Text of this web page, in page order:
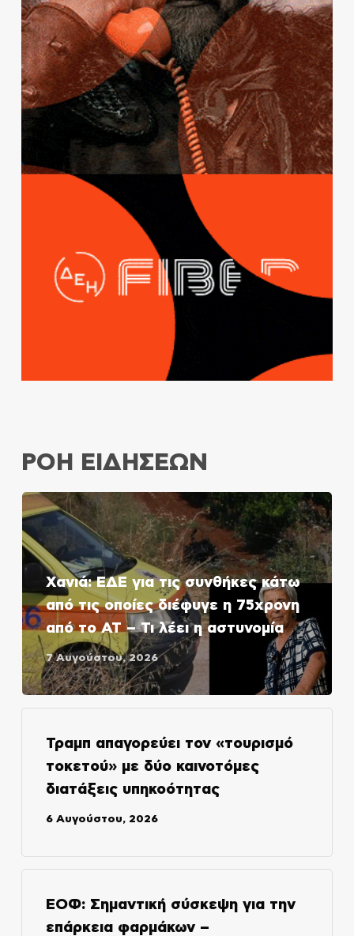
ΡΟΗ ΕΙΔΗΣΕΩΝ
Χανιά: ΕΔΕ για τις συνθήκες κάτω
από τις οποίες διέφυγε η 75χρονη
από το ΑΤ – Τι λέει η αστυνομία
7 Αυγούστου, 2026
Τραμπ απαγορεύει τον «τουρισμό
τοκετού» με δύο καινοτόμες
διατάξεις υπηκοότητας
6 Αυγούστου, 2026
ΕΟΦ: Σημαντική σύσκεψη για την
επάρκεια φαρμάκων –